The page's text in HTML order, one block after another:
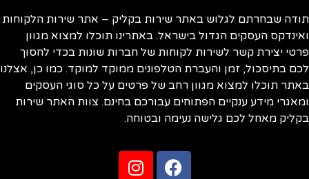
שבחרתם לגלוש באתר שירות בקליק – אתר שירות הלקוחות
העסקים הגדול בישראל. באתרינו תוכלו למצוא מגוון
יצירת קשר לשירות לקוחות של חברות שונות בכדי לחסוך
בתיסכול, זמן והעברת הטלפונים ממוקד למוקד. כמו כן, אצלנו
תוכלו למצוא מגוון רחב של פרטים על כל סוגי העסקים
מידע ענקיים הפתוחים עבורכם בחינם. צוות האתר שירות
מאחל לכם גלישה נעימה ובטוחה.